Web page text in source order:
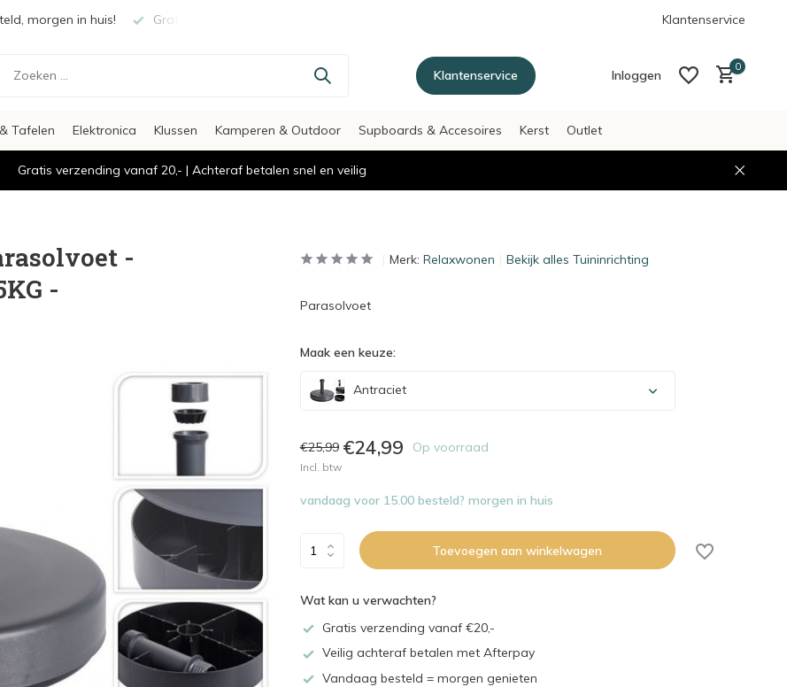
morgen in huis! Gratis verzending vanaf €20,- Klantenservice
Klantenservice Inloggen
0
Tafelen Elektronica Klussen Kamperen & Outdoor Supboards & Accesoires Kerst Outlet
Gratis verzending vanaf 20,- | Achteraf betalen snel en veilig
-
-
Merk: Relaxwonen Bekijk alles Tuininrichting
Parasolvoet
Maak een keuze:
Antraciet
€25,99 €24,99 Op voorraad
Incl. btw
vandaag voor 15.00 besteld? morgen in huis
Toevoegen aan winkelwagen
Wat kan u verwachten?
Gratis verzending vanaf €20,-
Veilig achteraf betalen met Afterpay
Vandaag besteld = morgen genieten